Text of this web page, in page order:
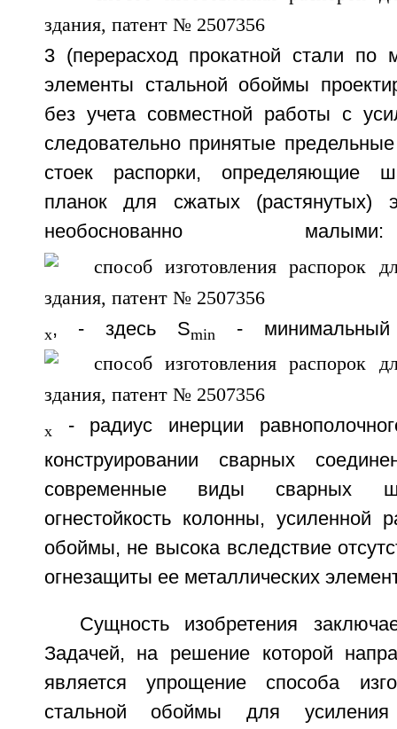
3 (перерасход прокатной стали по
элементы стальной обоймы
без учета совместной работы с
следовательно принятые
стоек распорки, определяющие
планок для сжатых (растянутых)
необоснованно
х, - здесь Smin -
х- радиус инерции
конструировании сварных
современные виды сварных
огнестойкость колонны, усиленной
обоймы, не высока вследствие
огнезащиты ее металлических
Сущность изобретения
Задачей, на решение которой
является упрощение способа
стальной обоймы для